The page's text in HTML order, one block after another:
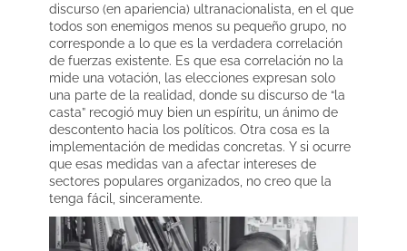
discurso (en apariencia) ultranacionalista, en el que
todos son enemigos menos su pequeño grupo, no
corresponde a lo que es la verdadera correlación
de fuerzas existente. Es que esa correlación no la
mide una votación, las elecciones expresan solo
una parte de la realidad, donde su discurso de “la
casta” recogió muy bien un espíritu, un ánimo de
descontento hacia los políticos. Otra cosa es la
implementación de medidas concretas. Y si ocurre
que esas medidas van a afectar intereses de
sectores populares organizados, no creo que la
tenga fácil, sinceramente.